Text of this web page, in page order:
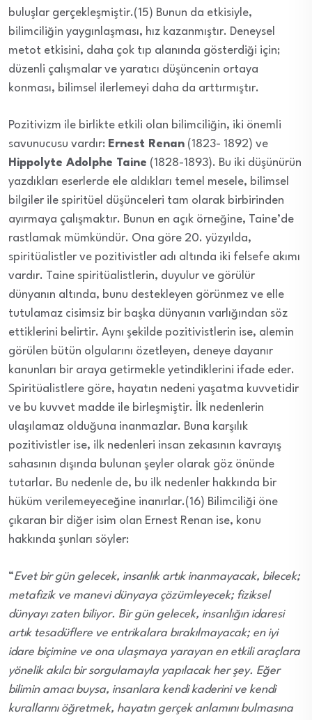
buluşlar gerçekleşmiştir.(15) Bunun da etkisiyle,
bilimciliğin yaygınlaşması, hız kazanmıştır. Deneysel
metot etkisini, daha çok tıp alanında gösterdiği için;
düzenli çalışmalar ve yaratıcı düşüncenin ortaya
konması, bilimsel ilerlemeyi daha da arttırmıştır.
Pozitivizm ile birlikte etkili olan bilimciliğin, iki önemli
savunucusu vardır: Ernest Renan (1823- 1892) ve
Hippolyte Adolphe Taine (1828-1893). Bu iki düşünürün
yazdıkları eserlerde ele aldıkları temel mesele, bilimsel
bilgiler ile spiritüel düşünceleri tam olarak birbirinden
ayırmaya çalışmaktır. Bunun en açık örneğine, Taine’de
rastlamak mümkündür. Ona göre 20. yüzyılda,
spiritüalistler ve pozitivistler adı altında iki felsefe akımı
vardır. Taine spiritüalistlerin, duyulur ve görülür
dünyanın altında, bunu destekleyen görünmez ve elle
tutulamaz cisimsiz bir başka dünyanın varlığından söz
ettiklerini belirtir. Aynı şekilde pozitivistlerin ise, alemin
görülen bütün olgularını özetleyen, deneye dayanır
kanunları bir araya getirmekle yetindiklerini ifade eder.
Spiritüalistlere göre, hayatın nedeni yaşatma kuvvetidir
ve bu kuvvet madde ile birleşmiştir. İlk nedenlerin
ulaşılamaz olduğuna inanmazlar. Buna karşılık
pozitivistler ise, ilk nedenleri insan zekasının kavrayış
sahasının dışında bulunan şeyler olarak göz önünde
tutarlar. Bu nedenle de, bu ilk nedenler hakkında bir
hüküm verilemeyeceğine inanırlar.(16) Bilimciliği öne
çıkaran bir diğer isim olan Ernest Renan ise, konu
hakkında şunları söyler:
“Evet bir gün gelecek, insanlık artık inanmayacak, bilecek;
metafizik ve manevi dünyaya çözümleyecek; fiziksel
dünyayı zaten biliyor. Bir gün gelecek, insanlığın idaresi
artık tesadüflere ve entrikalara bırakılmayacak; en iyi
idare biçimine ve ona ulaşmaya yarayan en etkili araçlara
yönelik akılcı bir sorgulamayla yapılacak her şey. Eğer
bilimin amacı buysa, insanlara kendi kaderini ve kendi
kurallarını öğretmek, hayatın gerçek anlamını bulmasına